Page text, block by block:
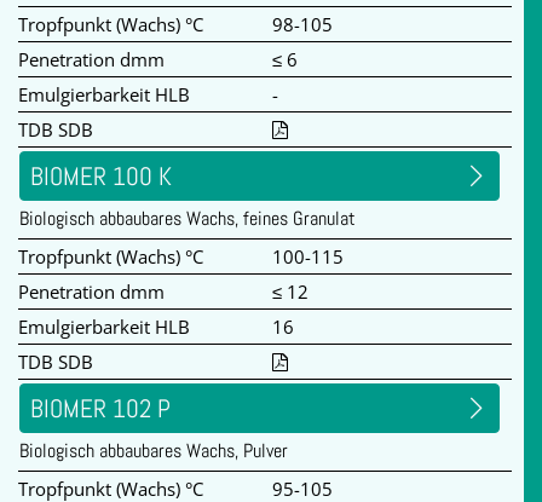
Tropfpunkt (Wachs) °C
98-105
Penetration dmm
≤ 6
Emulgierbarkeit HLB
-
TDB SDB
BIOMER 100 K
Biologisch abbaubares Wachs, feines Granulat
Tropfpunkt (Wachs) °C
100-115
Penetration dmm
≤ 12
Emulgierbarkeit HLB
16
TDB SDB
BIOMER 102 P
Biologisch abbaubares Wachs, Pulver
Tropfpunkt (Wachs) °C
95-105